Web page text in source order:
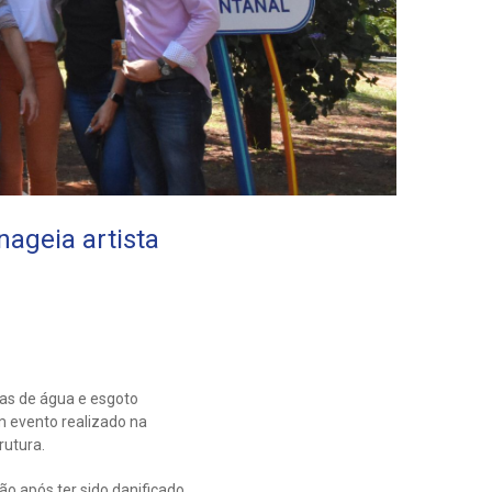
artista
de água e esgoto
evento realizado na